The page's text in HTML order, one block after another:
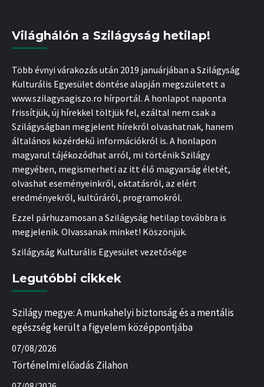
Világhálón a Szilágyság hetilap!
Több évnyi várakozás után 2019 januárjában a Szilágyság
Kulturális Egyesület döntése alapján megszületett a
www.szilagysagiszo.ro hírportál. A honlapot naponta
frissítjük, új hírekkel töltjük fel, ezáltal nem csak a
Szilágyságban megjelent hírekről olvashatnak, hanem
általános közérdekű információkról is. A honlapon
magyarul tájékozódhat arról, mi történik Szilágy
megyében, megismerheti az itt élő magyarság életét,
olvashat eseményeinkről, oktatásról, az elért
eredményekről, kultúráról, programokról.
Ezzel párhuzamosan a Szilágyság hetilap továbbra is
megjelenik. Olvassanak minket! Köszönjük.
Szilágyság Kulturális Egyesület vezetősége
Legutóbbi cikkek
Szilágy megye: A munkahelyi biztonság és a mentális
egészség került a figyelem középpontjába
07/08/2026
Történelmi előadás Zilahon